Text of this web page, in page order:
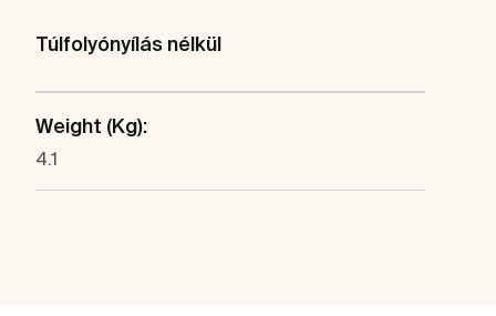
Túlfolyónyílás nélkül
Weight (Kg):
4.1